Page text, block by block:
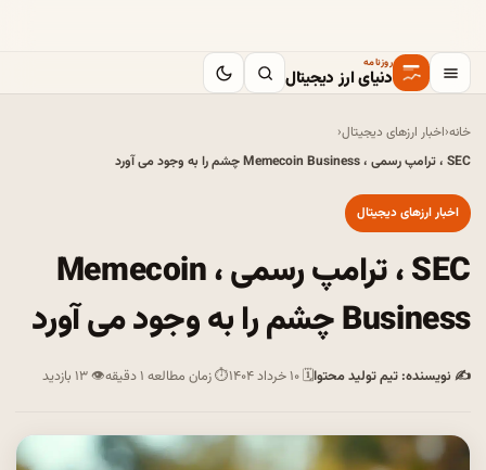
روزنامه
دنیای ارز دیجیتال
خانه‹اخبار ارزهای دیجیتال‹
SEC ، ترامپ رسمی ، Memecoin Business چشم را به وجود می آورد
اخبار ارزهای دیجیتال
SEC ، ترامپ رسمی ، Memecoin
Business چشم را به وجود می آورد
✍ نویسنده: تیم تولید محتوا🗓 ۱۰ خرداد ۱۴۰۴ ⏱ زمان مطالعه ۱ دقیقه 👁 ۱۳ بازدید